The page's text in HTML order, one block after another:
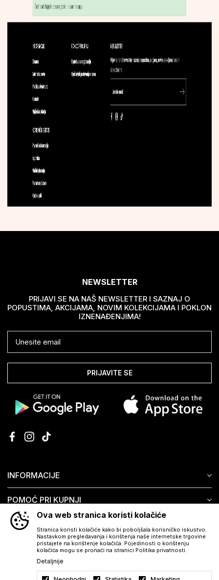
INFORMACIJE
POMOĆ PRI KUPNJI
KORISNIČKI SERVIS
NEWSLETTER
PRIJAVI SE NA NAŠ NEWSLETTER I SAZNAJ O
POPUSTIMA, AKCIJAMA, NOVIM KOLEKCIJAMA I POKLON
IZNENAĐENJIMA!
PRIJAVITE SE
Ova web stranica koristi kolačiće
Stranica koristi kolačiće kako bi poboljšala korisničko iskustvo.
Nastavkom pregledavanja i korištenja naše internetske trgovine
pristajete na korištenje kolačića. Pojedinosti o korištenju
kolačića mogu se pronaći na stranici Politika privatnosti.
Detaljnije